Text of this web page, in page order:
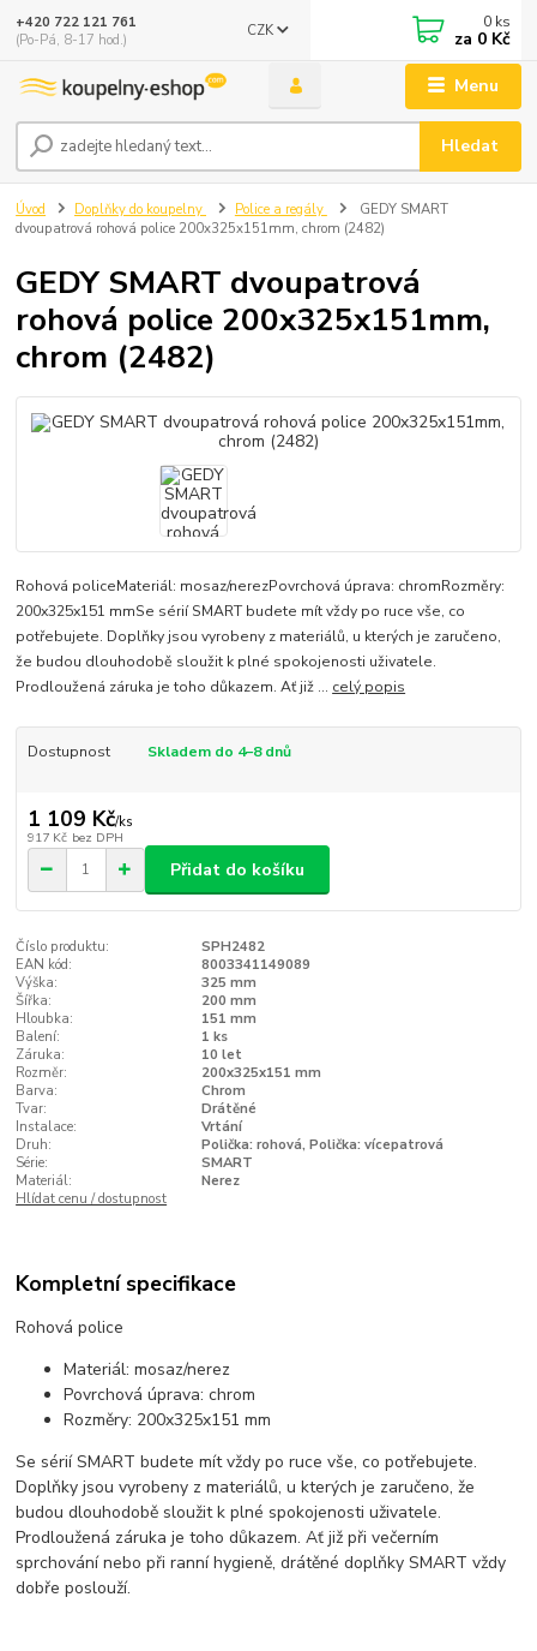
Menu
CZK
Hledat
+420 722 121 761
(Po-Pá, 8-17 hod.)
0 ks
za 0 Kč
Úvod Doplňky do koupelny Police a regály
GEDY SMART
dvoupatrová rohová police 200x325x151mm, chrom (2482)
GEDY SMART dvoupatrová
rohová police 200x325x151mm,
chrom (2482)
Rohová policeMateriál: mosaz/nerezPovrchová úprava: chromRozměry:
200x325x151 mmSe sérií SMART budete mít vždy po ruce vše, co
potřebujete. Doplňky jsou vyrobeny z materiálů, u kterých je zaručeno,
že budou dlouhodobě sloužit k plné spokojenosti uživatele.
Prodloužená záruka je toho důkazem. Ať již ... celý popis
Dostupnost Skladem do 4–8 dnů
1 109 Kč/ks
917 Kč bez DPH
Přidat do košíku
Číslo produktu:
SPH2482
EAN kód:
8003341149089
Výška:
325 mm
Šířka:
200 mm
Hloubka:
151 mm
Balení:
1 ks
Záruka:
10 let
Rozměr:
200x325x151 mm
Barva:
Chrom
Tvar:
Drátěné
Instalace:
Vrtání
Druh:
Polička: rohová, Polička: vícepatrová
Série:
SMART
Materiál:
Nerez
Hlídat cenu / dostupnost
Kompletní specifikace
Rohová police
Materiál: mosaz/nerez
Povrchová úprava: chrom
Rozměry: 200x325x151 mm
Se sérií SMART budete mít vždy po ruce vše, co potřebujete.
Doplňky jsou vyrobeny z materiálů, u kterých je zaručeno, že
budou dlouhodobě sloužit k plné spokojenosti uživatele.
Prodloužená záruka je toho důkazem. Ať již při večerním
sprchování nebo při ranní hygieně, drátěné doplňky SMART vždy
dobře poslouží.